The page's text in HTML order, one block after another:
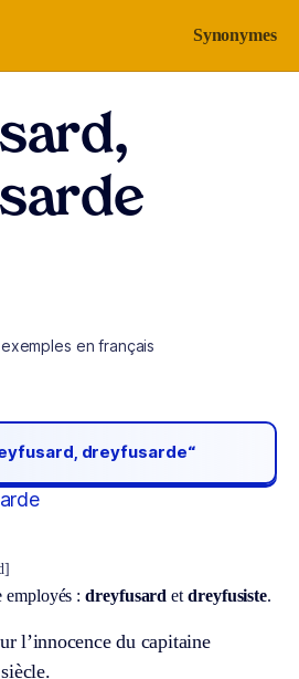
Synonymes
en français
dreyfusarde“
employés :dreyfusard etdreyfusiste.
l’innocence du capitaine
siècle.